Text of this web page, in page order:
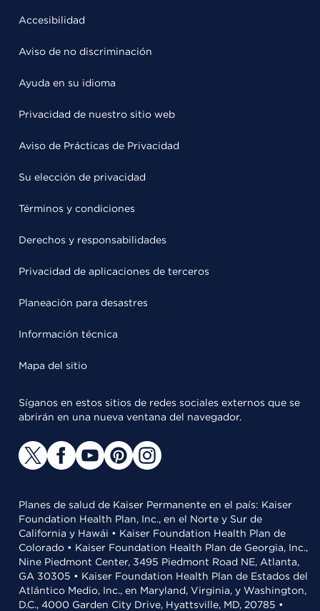
Accesibilidad
Aviso de no discriminación
Ayuda en su idioma
Privacidad de nuestro sitio web
Aviso de Prácticas de Privacidad
Su elección de privacidad
Términos y condiciones
Derechos y responsabilidades
Privacidad de aplicaciones de terceros
Planeación para desastres
Información técnica
Mapa del sitio
Síganos en estos sitios de redes sociales externos que se
abrirán en una nueva ventana del navegador.
Planes de salud de Kaiser Permanente en el país: Kaiser
Foundation Health Plan, Inc., en el Norte y Sur de
California y Hawái • Kaiser Foundation Health Plan de
Colorado • Kaiser Foundation Health Plan de Georgia, Inc.,
Nine Piedmont Center, 3495 Piedmont Road NE, Atlanta,
GA 30305 • Kaiser Foundation Health Plan de Estados del
Atlántico Medio, Inc., en Maryland, Virginia, y Washington,
D.C., 4000 Garden City Drive, Hyattsville, MD, 20785 •